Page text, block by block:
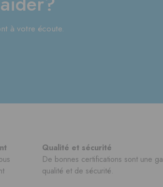
à votre écoute.
Qualité et sécurité
De bonnes certifications sont une
qualité et de sécurité.